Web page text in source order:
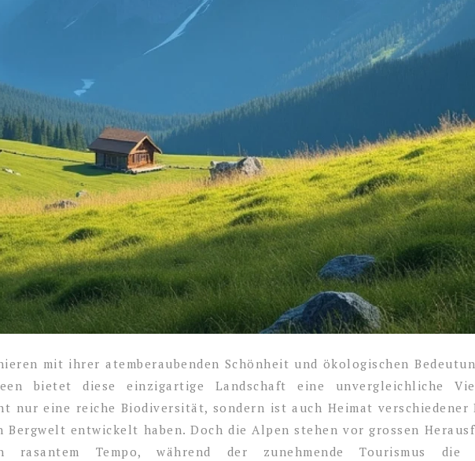
mit ihrer atemberaubenden Schönheit und ökologischen
bietet diese einzigartige Landschaft eine unvergleichliche
nur eine reiche Biodiversität, sondern ist auch Heimat
entwickelt haben. Doch die Alpen stehen vor grossen
Tempo, während der zunehmende Tourismus die